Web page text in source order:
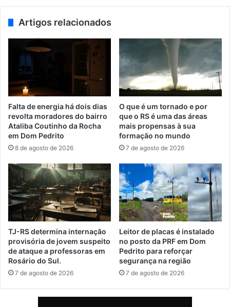
Artigos relacionados
Falta de energia há dois dias
revolta moradores do bairro
Ataliba Coutinho da Rocha
em Dom Pedrito
8 de agosto de 2026
O que é um tornado e por
que o RS é uma das áreas
mais propensas à sua
formação no mundo
7 de agosto de 2026
TJ-RS determina internação
provisória de jovem suspeito
de ataque a professoras em
Rosário do Sul.
7 de agosto de 2026
Leitor de placas é instalado
no posto da PRF em Dom
Pedrito para reforçar
segurança na região
7 de agosto de 2026